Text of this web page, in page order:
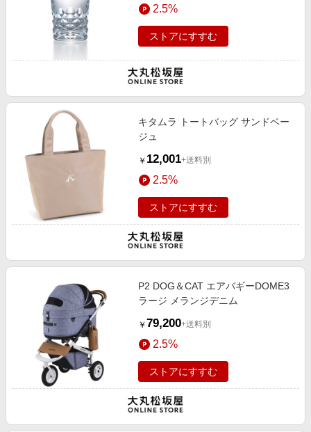
2.5%
ストアにすすむ
キタムラ トートバッグ サンドベー
ジュ
￥ 12,001+送料別
2.5%
ストアにすすむ
P2 DOG＆CAT エアバギーDOME3
ラージ メランジデニム
￥ 79,200+送料別
2.5%
ストアにすすむ